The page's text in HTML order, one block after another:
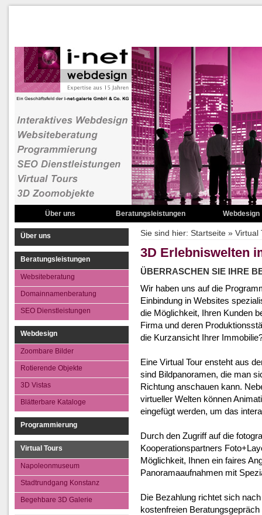
Über uns Beratungsleistungen
Websiteberatung
Domainnamenberatung
SEO Dienstleistungen
Webdesign
Zoombare
Rotierende
3D Vistas
Blätterbare
Über uns
Beratungsleistungen
Websiteberatung
Domainnamenberatung
SEO Dienstleistungen
Webdesign
Zoombare Bilder
Rotierende Objekte
3D Vistas
Blätterbare Kataloge
Programmierung
Virtual Tours
Napoleonmuseum
Stadtrundgang Konstanz
Begehbare 3D Galerie
Sie sind hier: Startseite » Virtual
3D Erlebniswelten
ÜBERRASCHEN SIE IHRE
Wir haben uns auf die
Einbindung in Websites
die Möglichkeit, Ihren Kunden
Firma und deren
die Kurzansicht Ihrer
Eine Virtual Tour ensteht aus
sind Bildpanoramen, die man
Richtung anschauen kann.
virtueller Welten können
eingefügt werden, um das
Durch den Zugriff auf die
Kooperationspartners
Möglichkeit, Ihnen ein faires
Panoramaaufnahmen mit
Die Bezahlung richtet sich
kostenfreien